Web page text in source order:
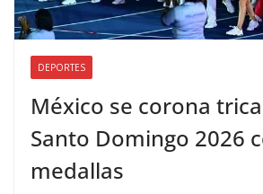
DEPORTES
México se corona
Santo Domingo 2026
medallas